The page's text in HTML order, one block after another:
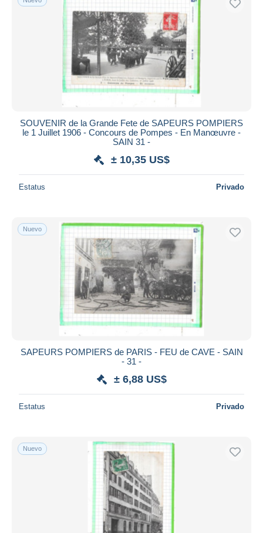
SOUVENIR de la Grande Fete de SAPEURS POMPIERS
le 1 Juillet 1906 - Concours de Pompes - En Manœuvre -
SAIN 31 -
± 10,35 US$
Estatus Privado
Nuevo
SAPEURS POMPIERS de PARIS - FEU de CAVE - SAIN
- 31 -
± 6,88 US$
Estatus Privado
Nuevo